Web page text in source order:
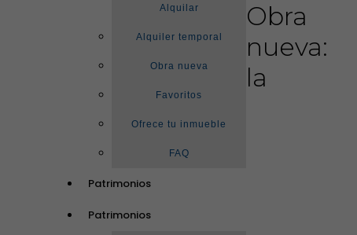
Alquilar
Alquiler temporal
Obra nueva
Favoritos
Ofrece tu inmueble
FAQ
Patrimonios
Patrimonios
Obra
nueva:
la